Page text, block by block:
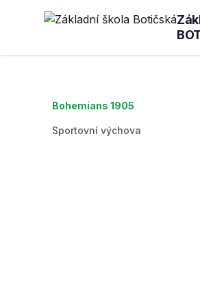
Bohemians 1905
Sportovní výchova